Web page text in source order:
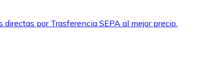
por Trasferencia SEPA al mejor precio.